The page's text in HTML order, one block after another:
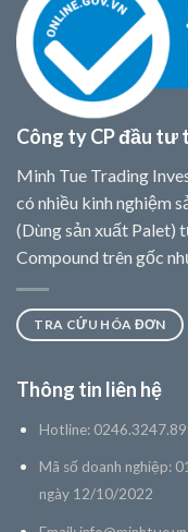
Công ty CP đầu tư
Minh Tue Trading
có nhiều kinh nghiệm
(Dùng sản xuất Palet)
Compound trên gốc
TRA CỨU HÓA ĐƠN
Thông tin liên hệ
Hotline:
Mã số doanh nghiệp:
ngày 12/10/2022